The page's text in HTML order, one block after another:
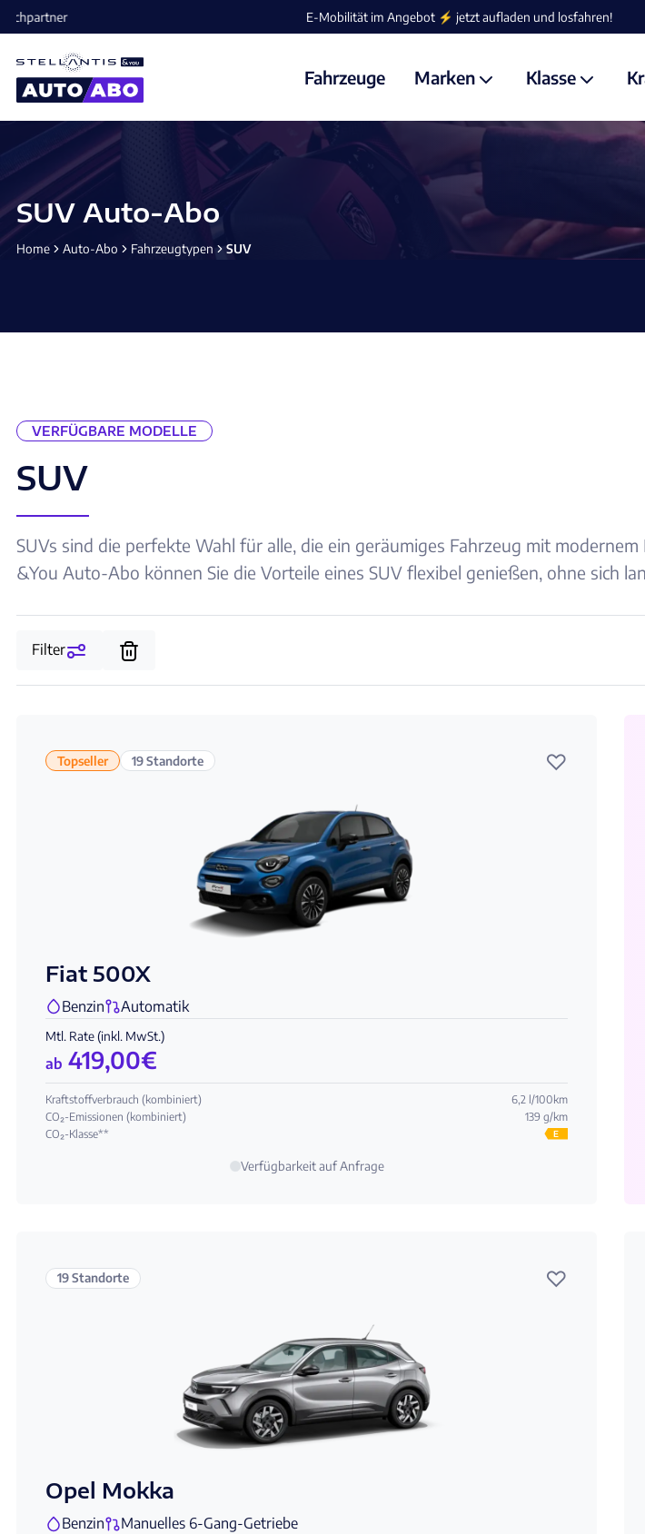
E-Mobilität im Angebot ⚡️ jetzt aufladen und losfahren!
Fahrzeuge Marken Klasse
SUV Auto-Abo
Home Auto-Abo Fahrzeugtypen SUV
VERFÜGBARE MODELLE
SUV
SUVs sind die perfekte Wahl für alle, die ein geräumiges Fahrzeug mit
&You Auto-Abo können Sie die Vorteile eines SUV flexibel genießen, ohne sich
Filter
Topseller 19 Standorte ♡
Fiat 500X
Benzin Automatik
Mtl. Rate (inkl. MwSt.)
ab 419,00€
Kraftstoffverbrauch (kombiniert)
6,2 l/100km
CO₂-Emissionen (kombiniert)
139 g/km
CO₂-Klasse**
E
Verfügbarkeit auf Anfrage
19 Standorte ♡
Opel Mokka
Benzin Manuelles 6-Gang-Getriebe